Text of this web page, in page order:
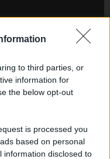
to third parties, or
information for
the below opt-out
is processed you
based on personal
information disclosed to